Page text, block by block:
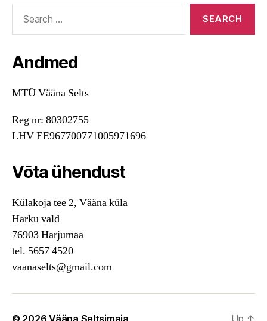
Andmed
MTÜ Vääna Selts
Reg nr: 80302755
LHV EE967700771005971696
Võta ühendust
Külakoja tee 2, Vääna küla
Harku vald
76903 Harjumaa
tel. 5657 4520
vaanaselts@gmail.com
© 2026Vääna Seltsimaja Up ↑